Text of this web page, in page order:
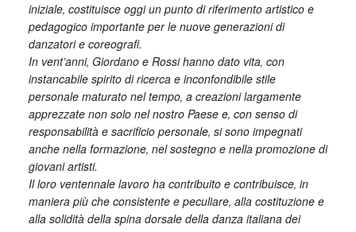
iniziale‚ costituisce oggi un punto di riferimento artistico e
pedagogico importante per le nuove generazioni di
danzatori e coreografi.
In vent’anni‚ Giordano e Rossi hanno dato vita‚ con
instancabile spirito di ricerca e inconfondibile stile
personale maturato nel tempo‚ a creazioni largamente
apprezzate non solo nel nostro Paese e‚ con senso di
responsabilità e sacrificio personale‚ si sono impegnati
anche nella formazione‚ nel sostegno e nella promozione di
giovani artisti.
Il loro ventennale lavoro ha contribuito e contribuisce‚ in
maniera più che consistente e peculiare‚ alla costituzione e
alla solidità della spina dorsale della danza italiana dei